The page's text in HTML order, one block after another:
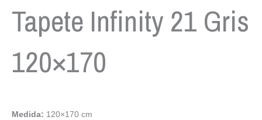
Tapete Infinity 21 Gris
120×170
Medida: 120×170 cm